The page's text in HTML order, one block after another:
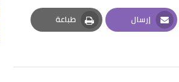
إرسال
Email
طباعة
Print